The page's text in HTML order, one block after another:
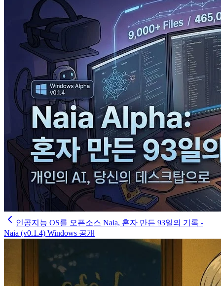
인공지능 OS를 오픈소스 Naia, 혼자 만든 93일의 기록 -
Naia (v0.1.4) Windows 공개